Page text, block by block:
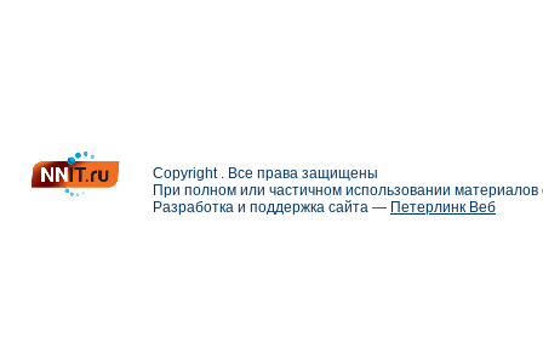
Copyright . Все права защищены
При полном или частичном использовании
Разработка и поддержка сайта — Петерлинк Веб